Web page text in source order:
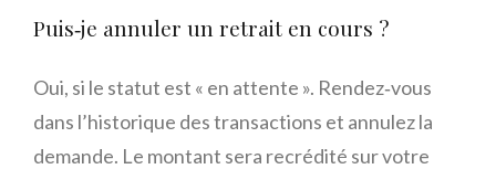
Puis‑je annuler un retrait en cours ?
Oui, si le statut est « en attente ». Rendez‑vous
dans l’historique des transactions et annulez la
demande. Le montant sera recrédité sur votre